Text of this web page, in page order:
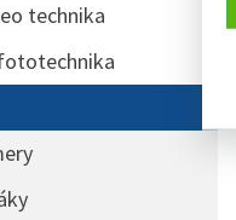
technika